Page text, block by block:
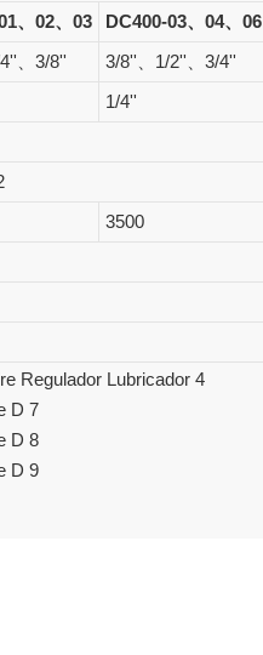
、02、03 DC400-03、04、06
、3/8'' 3/8''、1/2''、3/4''
1/4''
3500